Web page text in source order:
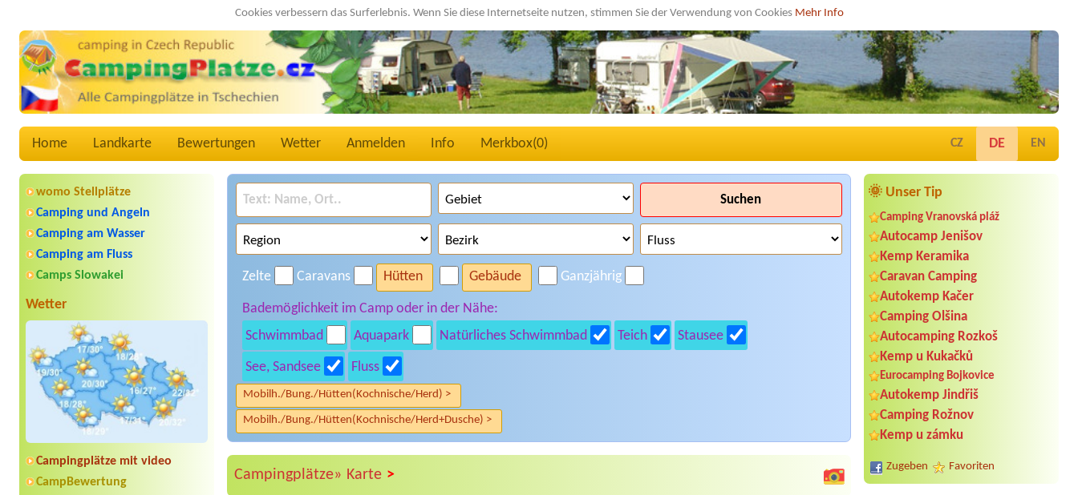
Cookies verbessern das Surferlebnis. Wenn Sie diese Internetseite nutzen, stimmen Sie der Verwendung von Cookies Mehr Info
Home Landkarte Bewertungen Wetter Anmelden Info Merkbox(0) CZ DE EN
womo Stellplätze
Camping und Angeln
Camping am Wasser
Camping am Fluss
Camps Slowakei
Wetter
Campingplätze mit video
CampBewertung
🌞 Unser Tip
Camping Vranovská pláž
Autocamp Jenišov
Kemp Keramika
Caravan Camping
Autokemp Kačer
Camping Olšina
Autocamping Rozkoš
Kemp u Kukačků
Eurocamping Bojkovice
Autokemp Jindřiš
Camping Rožnov
Kemp u zámku
Zugeben Favoriten
Termin ab 2026-08-17 |
Jeden stan pro 1 dospělou osobu a
jedno dítě 9let1 místo u vody
Termin ab 2026-08-08 |Kemp Olšovec
1 místo bez elektřiny blízko vody pro
obytnou dodávku, 2 dospělí + 1 dítě
Suchen
Zelte Caravans Hütten Gebäude Ganzjährig
Bademöglichkeit im Camp oder in der Nähe:
Schwimmbad
Aquapark Natürliches Schwimmbad Teich Stausee
See, Sandsee Fluss
Mobilh./Bung./Hütten(Kochnische/Herd) >
Mobilh./Bung./Hütten(Kochnische/Herd+Dusche) >
Campingplätze» Karte >